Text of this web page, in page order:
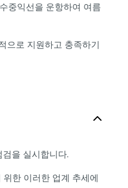
중익선을 운항하여 여름
으로 지원하고 충족하기
을 실시합니다.
한 이러한 업계 추세에